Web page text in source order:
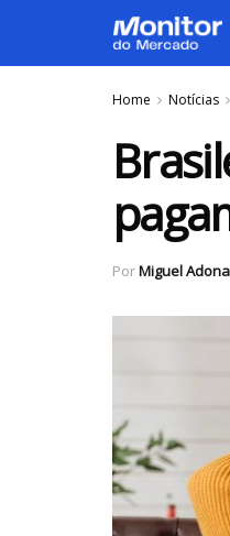
Home Notícias
PorMiguel